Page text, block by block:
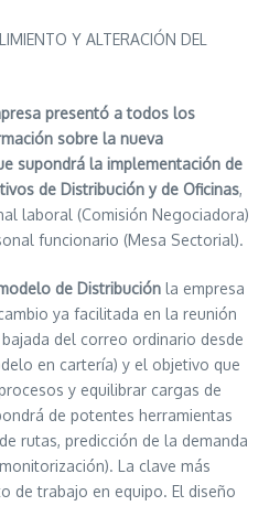
Y ALTERACIÓN DEL
presentó a todos los
sobre la nueva
supondrá la implementación de
de Distribución y de Oficinas,
laboral (Comisión Negociadora)
funcionario (Mesa Sectorial).
de Distribución la empresa
ya facilitada en la reunión
del correo ordinario desde
en cartería) y el objetivo que
y equilibrar cargas de
de potentes herramientas
rutas, predicción de la demanda
La clave más
de trabajo en equipo. El diseño